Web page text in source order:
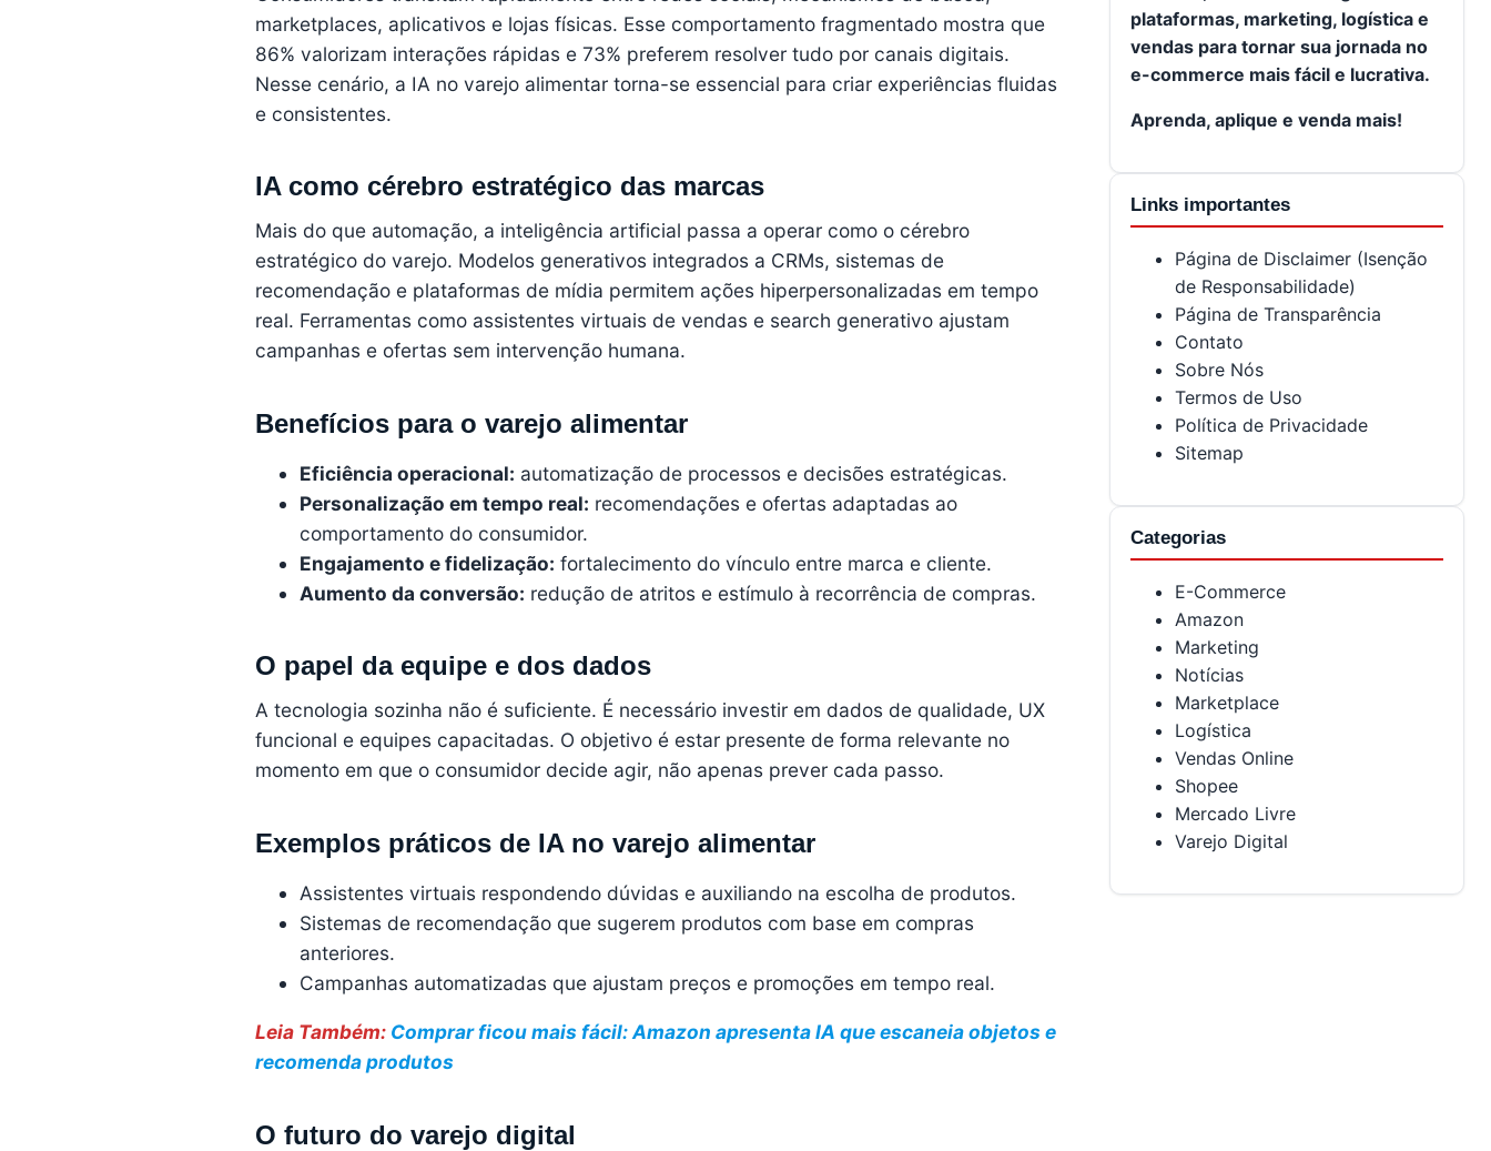
marketplaces, aplicativos e lojas físicas. Esse comportamento fragmentado mostra que
86% valorizam interações rápidas e 73% preferem resolver tudo por canais digitais.
Nesse cenário, a IA no varejo alimentar torna-se essencial para criar experiências fluidas
e consistentes.
IA como cérebro estratégico das marcas
Mais do que automação, a inteligência artificial passa a operar como o cérebro
estratégico do varejo. Modelos generativos integrados a CRMs, sistemas de
recomendação e plataformas de mídia permitem ações hiperpersonalizadas em tempo
real. Ferramentas como assistentes virtuais de vendas e search generativo ajustam
campanhas e ofertas sem intervenção humana.
Benefícios para o varejo alimentar
Eficiência operacional: automatização de processos e decisões estratégicas.
Personalização em tempo real: recomendações e ofertas adaptadas ao
comportamento do consumidor.
Engajamento e fidelização: fortalecimento do vínculo entre marca e cliente.
Aumento da conversão: redução de atritos e estímulo à recorrência de compras.
O papel da equipe e dos dados
A tecnologia sozinha não é suficiente. É necessário investir em dados de qualidade, UX
funcional e equipes capacitadas. O objetivo é estar presente de forma relevante no
momento em que o consumidor decide agir, não apenas prever cada passo.
Exemplos práticos de IA no varejo alimentar
Assistentes virtuais respondendo dúvidas e auxiliando na escolha de produtos.
Sistemas de recomendação que sugerem produtos com base em compras
anteriores.
Campanhas automatizadas que ajustam preços e promoções em tempo real.
Leia Também: Comprar ficou mais fácil: Amazon apresenta IA que escaneia objetos e
recomenda produtos
O futuro do varejo digital
plataformas, marketing, logística e
vendas para tornar sua jornada no
e-commerce mais fácil e lucrativa.
Aprenda, aplique e venda mais!
Links importantes
Página de Disclaimer (Isenção
de Responsabilidade)
Página de Transparência
Contato
Sobre Nós
Termos de Uso
Política de Privacidade
Sitemap
Categorias
E-Commerce
Amazon
Marketing
Notícias
Marketplace
Logística
Vendas Online
Shopee
Mercado Livre
Varejo Digital